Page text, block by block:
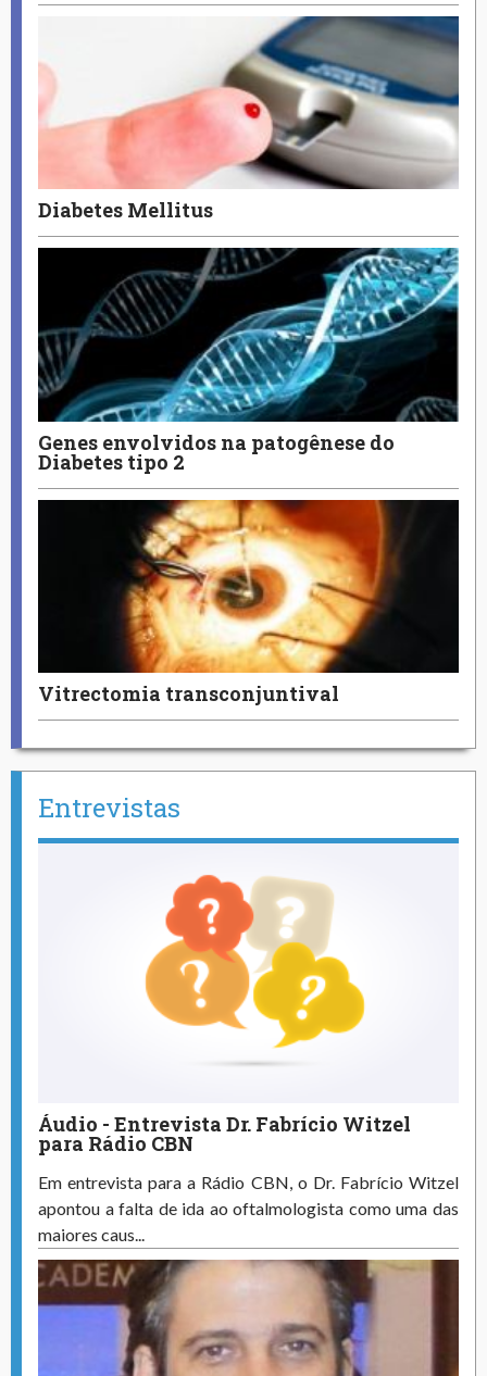
Diabetes Mellitus
Genes envolvidos na patogênese do
Diabetes tipo 2
Vitrectomia transconjuntival
Entrevistas
Áudio - Entrevista Dr. Fabrício Witzel
para Rádio CBN
Em entrevista para a Rádio CBN, o Dr. Fabrício Witzel
apontou a falta de ida ao oftalmologista como uma das
maiores caus...